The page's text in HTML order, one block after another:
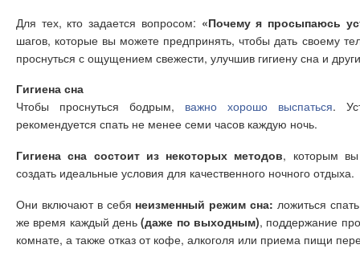
Для тех, кто задается вопросом: «Почему я просыпаюсь
шагов, которые вы можете предпринять, чтобы дать своему
проснуться с ощущением свежести, улучшив гигиену сна и
Гигиена сна
Чтобы проснуться бодрым, важно хорошо выспаться.
рекомендуется спать не менее семи часов каждую ночь.
Гигиена сна состоит из некоторых методов, которым вы
создать идеальные условия для качественного ночного отдыха.
Они включают в себя неизменный режим сна: ложиться
же время каждый день(даже по выходным), поддержание
комнате, а также отказ от кофе, алкоголя или приема пищи